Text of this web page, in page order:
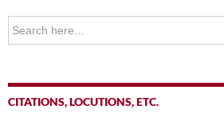
Search
for:
CITATIONS, LOCUTIONS, ETC.